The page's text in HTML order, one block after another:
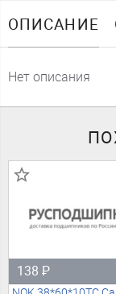
ОПИСАНИЕ
Нет описания
138₽